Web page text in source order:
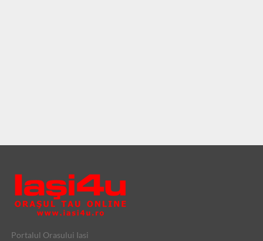
Portalul Orasului Iasi